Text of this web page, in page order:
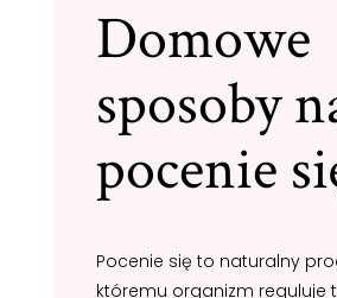
Domowe
sposoby
pocenie
Pocenie się to naturalny
któremu organizm reguluje